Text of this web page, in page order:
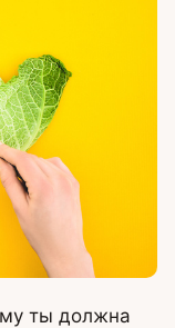
ты должна